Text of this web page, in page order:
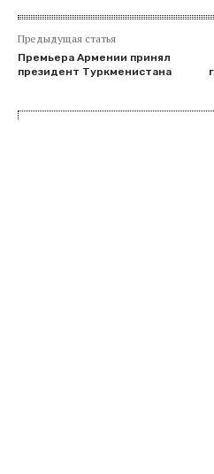
Предыдущая статья
Премьера Армении принял
президент Туркменистана